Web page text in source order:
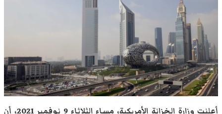
أعلنت وزارة الخزانة الأمريكية، مساء الثلاثاء 9 نوفمبر 2021، أن